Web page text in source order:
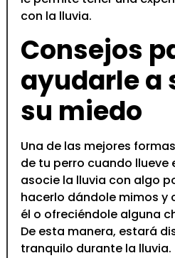
con la lluvia.
Consejos
ayudarle a
su miedo
Una de las mejores
de tu perro cuando llueve
asocie la lluvia con algo
hacerlo dándole mimos y
él o ofreciéndole alguna
De esta manera, estará
tranquilo durante la lluvia.